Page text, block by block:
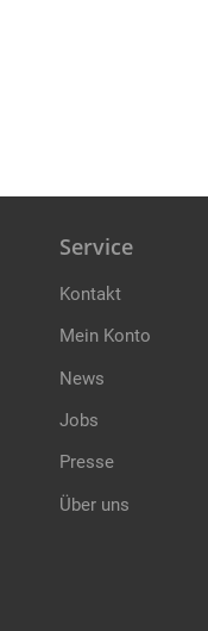
Service
Kontakt
Mein Konto
News
Jobs
Presse
Über uns